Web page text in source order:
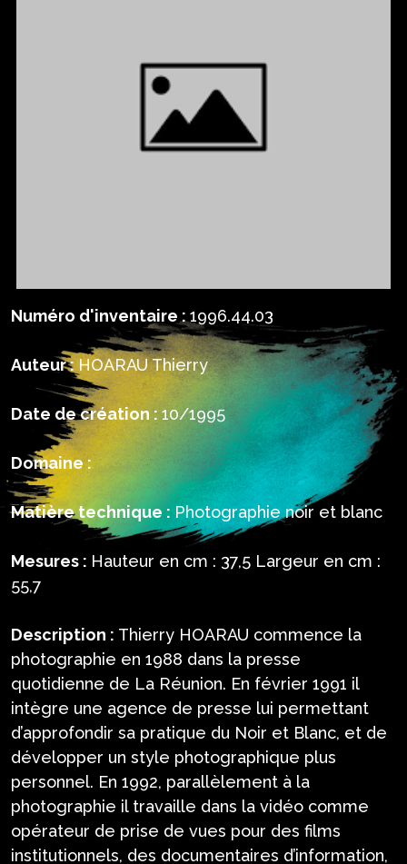
Numéro d'inventaire : 1996.44.03
Auteur : HOARAU Thierry
Date de création : 10/1995
Domaine :
Matière technique : Photographie noir et blanc
Mesures : Hauteur en cm : 37,5 Largeur en cm :
55,7
Description : Thierry HOARAU commence la
photographie en 1988 dans la presse
quotidienne de La Réunion. En février 1991 il
intègre une agence de presse lui permettant
d’approfondir sa pratique du Noir et Blanc, et de
développer un style photographique plus
personnel. En 1992, parallèlement à la
photographie il travaille dans la vidéo comme
opérateur de prise de vues pour des films
institutionnels, des documentaires d’information,